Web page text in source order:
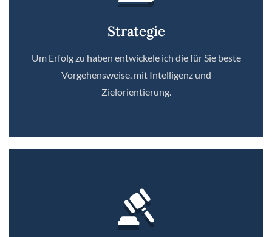
Strategie
Um Erfolg zu haben entwickele ich die für Sie beste
Vorgehensweise, mit Intelligenz und
Zielorientierung.